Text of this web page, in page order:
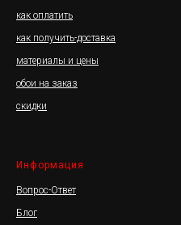
как оплатить
как получить-доставка
материалы и цены
обои на заказ
скидки
Информация
Вопрос-Ответ
Блог